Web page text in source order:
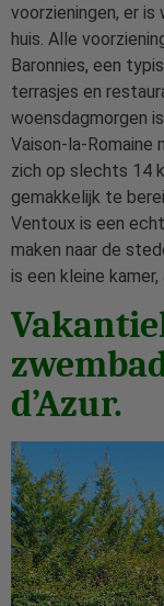
voorzieningen, er
huis. Alle
Baronnies, een
terrasjes en
woensdagmorgen
Vaison-la-Romaine
zich op slechts 14
gemakkelijk te
Ventoux is een
maken naar de
is een kleine
d’Azur.